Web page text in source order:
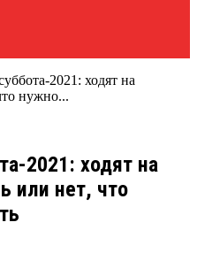
2021: ходят на
нужно...
2021: ходят на
или нет, что